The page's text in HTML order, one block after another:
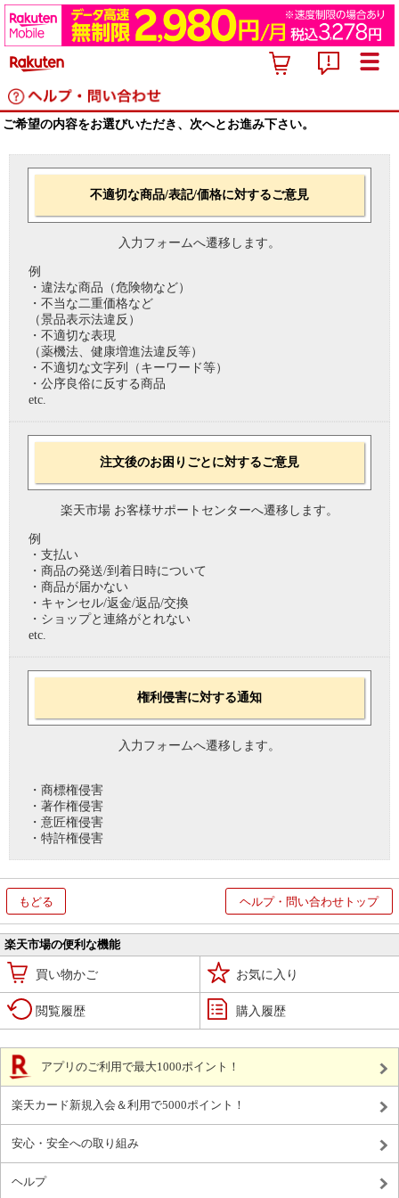
ご希望の内容をお選びいただき、次へとお進み下さい。
不適切な商品/表記/価格に対するご意見
入力フォームへ遷移します。
例
・違法な商品（危険物など）
・不当な二重価格など
（景品表示法違反）
・不適切な表現
（薬機法、健康増進法違反等）
・不適切な文字列（キーワード等）
・公序良俗に反する商品
etc.
注文後のお困りごとに対するご意見
楽天市場 お客様サポートセンターへ遷移します。
例
・支払い
・商品の発送/到着日時について
・商品が届かない
・キャンセル/返金/返品/交換
・ショップと連絡がとれない
etc.
権利侵害に対する通知
入力フォームへ遷移します。
・商標権侵害
・著作権侵害
・意匠権侵害
・特許権侵害
もどる ヘルプ・問い合わせトップ
楽天市場の便利な機能
買い物かご お気に入り
閲覧履歴 購入履歴
アプリのご利用で最大1000ポイント！
楽天カード新規入会＆利用で5000ポイント！
安心・安全への取り組み
ヘルプ